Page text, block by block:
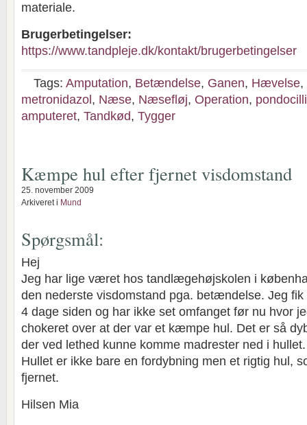
materiale.
Brugerbetingelser:
https://www.tandpleje.dk/kontakt/brugerbetingelser
Tags: Amputation, Betændelse, Ganen, Hævelse,
metronidazol , Næse, Næsefløj, Operation,
amputeret, Tandkød, Tygger
Kæmpe hul efter fjernet visdomstand
25. november 2009
Arkiveret i Mund
Spørgsmål:
Hej
Jeg har lige været hos tandlægehøjskolen i
den nederste visdomstand pga. betændelse. Jeg
4 dage siden og har ikke set omfanget før nu hvor
chokeret over at der var et kæmpe hul. Det er så
der ved lethed kunne komme madrester ned i
Hullet er ikke bare en fordybning men et rigtig hul,
fjernet.
Hilsen Mia